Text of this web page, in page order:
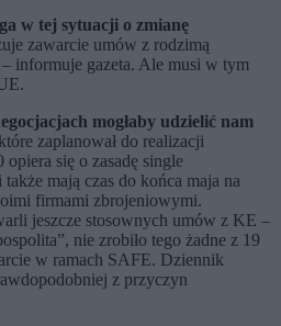
w tej sytuacji o zmianę
zawarcie umów z rodzimą
informuje gazeta. Ale musi w tym
mogłaby udzielić nam
zaplanował do realizacji
się o zasadę single
mają czas do końca maja na
firmami zbrojeniowymi.
jeszcze stosownych umów z KE –
nie zrobiło tego żadne z 19
w ramach SAFE. Dziennik
z przyczyn